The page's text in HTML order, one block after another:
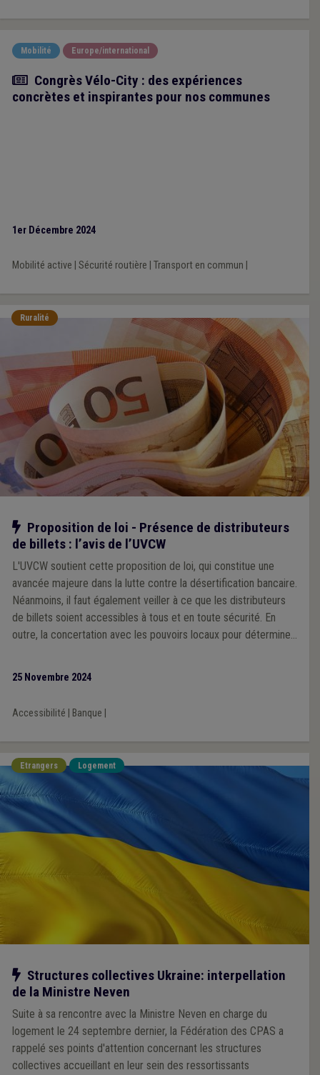
Mobilité Europe/international
Article
Congrès Vélo-City : des expériences
concrètes et inspirantes pour nos communes
1er Décembre 2024
Mobilité active Sécurité routière Transport en commun
Ruralité
Notre action
Proposition de loi - Présence de distributeurs
de billets : l’avis de l’UVCW
L'UVCW soutient cette proposition de loi, qui constitue une
avancée majeure dans la lutte contre la désertification bancaire.
Néanmoins, il faut également veiller à ce que les distributeurs
de billets soient accessibles à tous et en toute sécurité. En
outre, la concertation avec les pouvoirs locaux pour déterminer
25 Novembre 2024
Accessibilité Banque
Etrangers Logement
Notre action
Structures collectives Ukraine: interpellation
de la Ministre Neven
Suite à sa rencontre avec la Ministre Neven en charge du
logement le 24 septembre dernier, la Fédération des CPAS a
rappelé ses points d'attention concernant les structures
collectives accueillant en leur sein des ressortissants